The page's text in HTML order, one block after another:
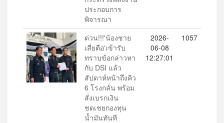
ประกอบการ
พิจารณา
ด่วน!!!'น้องชาย
เสี่ยตือ'เข้ารับ
ทราบข้อกล่าวหา
กับ DSI แล้ว
สัปดาห์หน้าถึงคิว
6 โรงกลั่น พร้อม
สั่งเบรกเงิน
ชดเชยกองทุน
น้ำมันทันที
2026-
06-08
12:27:01
1057